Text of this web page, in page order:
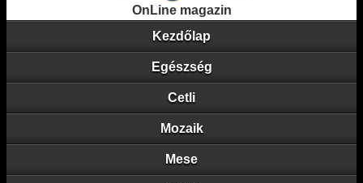
OnLine magazin
Kezdőlap
Egészség
Cetli
Mozaik
Mese